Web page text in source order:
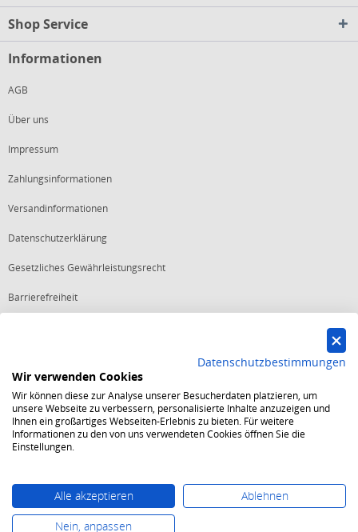
Shop Service
Informationen
AGB
Über uns
Impressum
Zahlungsinformationen
Versandinformationen
Datenschutzerklärung
Gesetzliches Gewährleistungsrecht
Barrierefreiheit
Starker Service
Shops mit dem Excellent Shop Award stehen seit mehr als 5,
10, 15 oder 20 Jahren für ein sicheres und angenehmes
Einkaufserlebnis.
Echte Verlässlichkeit
Jede Bestellung ist durch den Trusted Shops Käuferschutz
abgesichert und es gelten strenge Kriterien zum Schutz
persönlicher Daten.
Datenschutzbestimmungen
Wir verwenden Cookies
Wir können diese zur Analyse unserer Besucherdaten platzieren, um
unsere Webseite zu verbessern, personalisierte Inhalte anzuzeigen und
Ihnen ein großartiges Webseiten-Erlebnis zu bieten. Für weitere
Informationen zu den von uns verwendeten Cookies öffnen Sie die
Einstellungen.
Alle akzeptieren
Ablehnen
Nein, anpassen